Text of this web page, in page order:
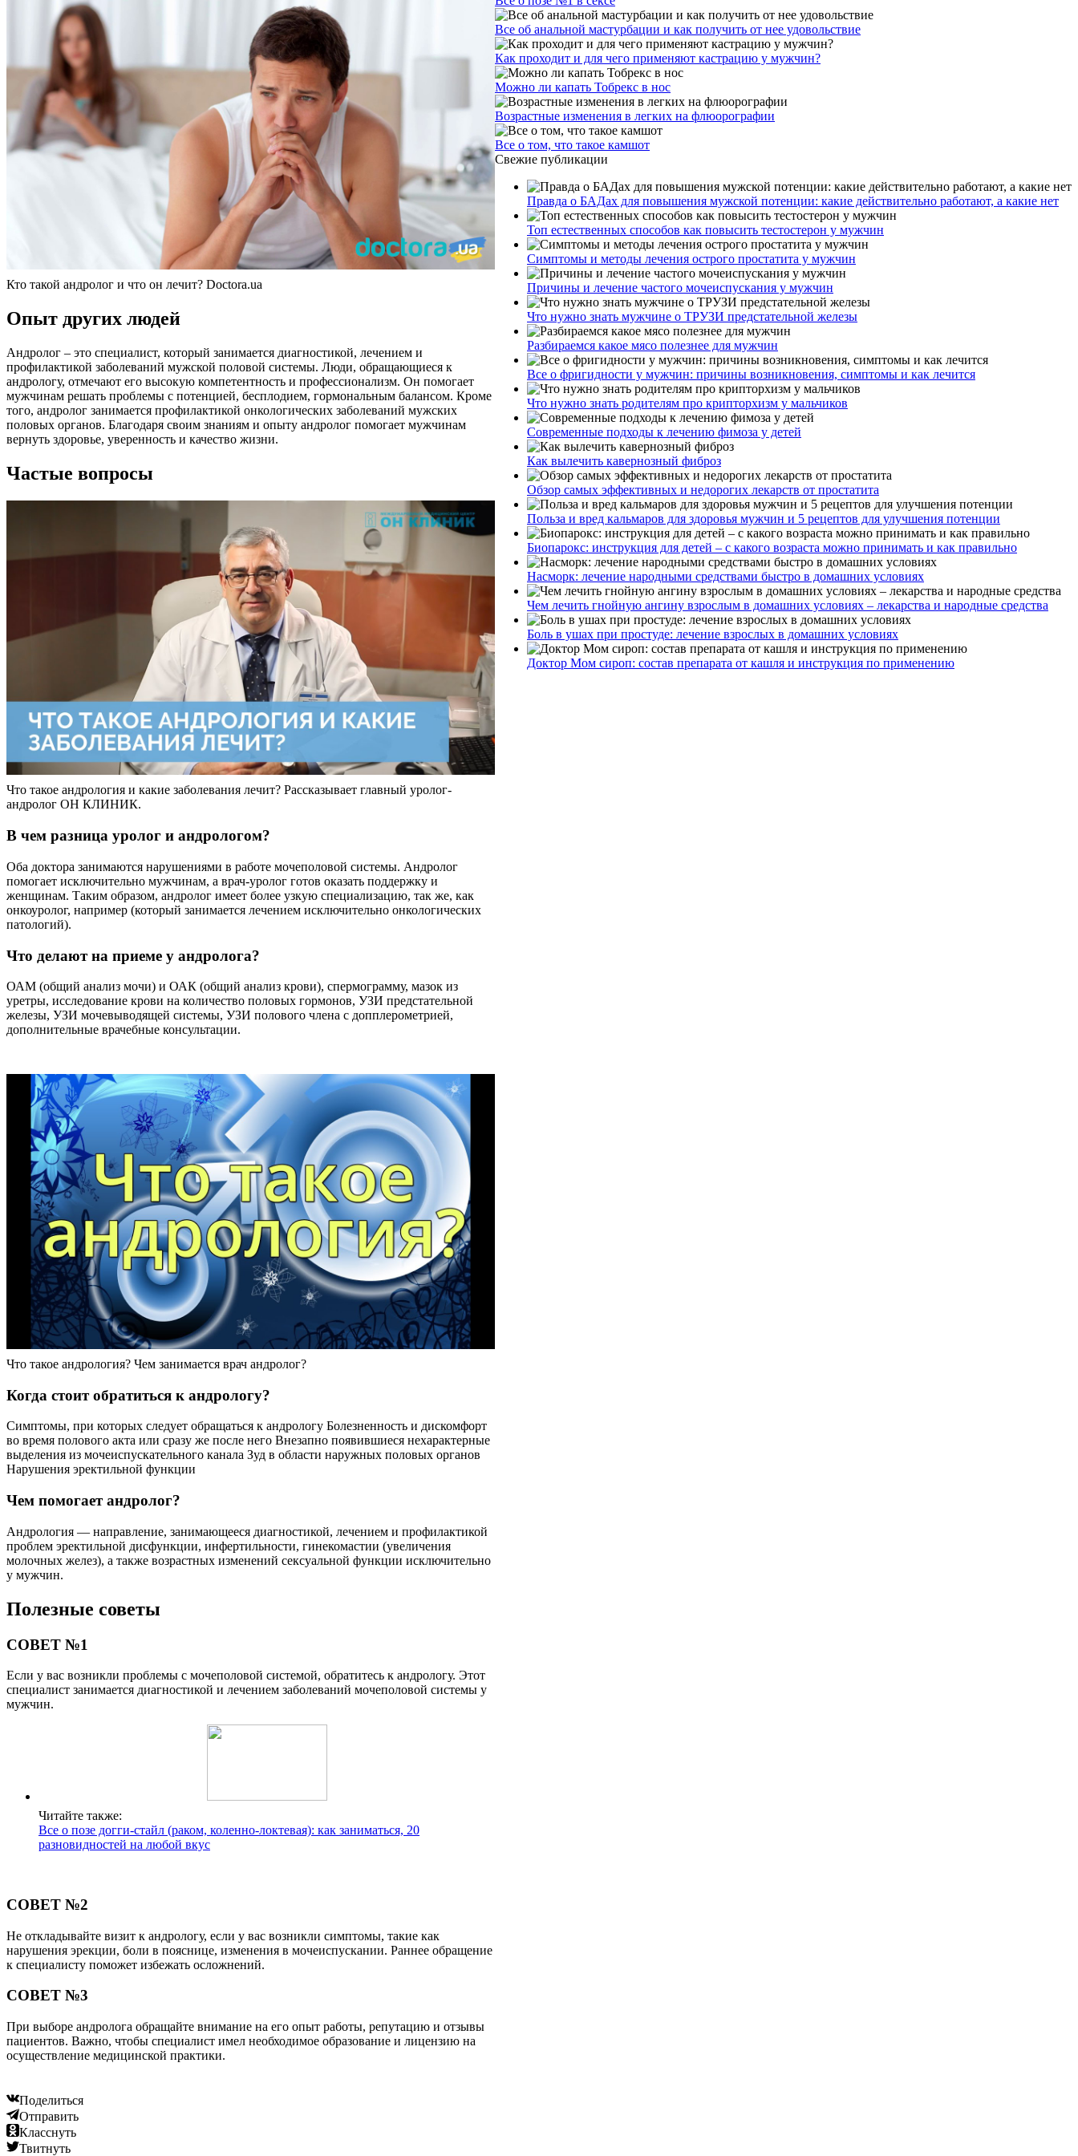
Кто такой андролог и что он лечит? Doctora.ua
Опыт других людей
Андролог – это специалист, который занимается диагностикой, лечением и
профилактикой заболеваний мужской половой системы. Люди, обращающиеся к
андрологу, отмечают его высокую компетентность и профессионализм. Он помогает
мужчинам решать проблемы с потенцией, бесплодием, гормональным балансом. Кроме
того, андролог занимается профилактикой онкологических заболеваний мужских
половых органов. Благодаря своим знаниям и опыту андролог помогает мужчинам
вернуть здоровье, уверенность и качество жизни.
Частые вопросы
Что такое андрология и какие заболевания лечит? Рассказывает главный уролог-
андролог ОН КЛИНИК.
В чем разница уролог и андрологом?
Оба доктора занимаются нарушениями в работе мочеполовой системы. Андролог
помогает исключительно мужчинам, а врач-уролог готов оказать поддержку и
женщинам. Таким образом, андролог имеет более узкую специализацию, так же, как
онкоуролог, например (который занимается лечением исключительно онкологических
патологий).
Что делают на приеме у андролога?
ОАМ (общий анализ мочи) и ОАК (общий анализ крови), спермограмму, мазок из
уретры, исследование крови на количество половых гормонов, УЗИ предстательной
железы, УЗИ мочевыводящей системы, УЗИ полового члена с допплерометрией,
дополнительные врачебные консультации.
Что такое андрология? Чем занимается врач андролог?
Когда стоит обратиться к андрологу?
Симптомы, при которых следует обращаться к андрологу Болезненность и дискомфорт
во время полового акта или сразу же после него Внезапно появившиеся нехарактерные
выделения из мочеиспускательного канала Зуд в области наружных половых органов
Нарушения эректильной функции
Чем помогает андролог?
Андрология — направление, занимающееся диагностикой, лечением и профилактикой
проблем эректильной дисфункции, инфертильности, гинекомастии (увеличения
молочных желез), а также возрастных изменений сексуальной функции исключительно
у мужчин.
Полезные советы
СОВЕТ №1
Если у вас возникли проблемы с мочеполовой системой, обратитесь к андрологу. Этот
специалист занимается диагностикой и лечением заболеваний мочеполовой системы у
мужчин.
Читайте также:
Все о позе догги-стайл (раком, коленно-локтевая): как заниматься, 20
разновидностей на любой вкус
СОВЕТ №2
Не откладывайте визит к андрологу, если у вас возникли симптомы, такие как
нарушения эрекции, боли в пояснице, изменения в мочеиспускании. Раннее обращение
к специалисту поможет избежать осложнений.
СОВЕТ №3
При выборе андролога обращайте внимание на его опыт работы, репутацию и отзывы
пациентов. Важно, чтобы специалист имел необходимое образование и лицензию на
осуществление медицинской практики.
Поделиться
Отправить
Класснуть
Твитнуть
Все об анальной мастурбации и как получить от нее удовольствие
Как проходит и для чего применяют кастрацию у мужчин?
Можно ли капать Тобрекс в нос
Возрастные изменения в легких на флюорографии
Все о том, что такое камшот
Свежие публикации
Правда о БАДах для повышения мужской потенции: какие действительно работают, а какие нет
Топ естественных способов как повысить тестостерон у мужчин
Симптомы и методы лечения острого простатита у мужчин
Причины и лечение частого мочеиспускания у мужчин
Что нужно знать мужчине о ТРУЗИ предстательной железы
Разбираемся какое мясо полезнее для мужчин
Все о фригидности у мужчин: причины возникновения, симптомы и как лечится
Что нужно знать родителям про крипторхизм у мальчиков
Современные подходы к лечению фимоза у детей
Как вылечить кавернозный фиброз
Обзор самых эффективных и недорогих лекарств от простатита
Польза и вред кальмаров для здоровья мужчин и 5 рецептов для улучшения потенции
Биопарокс: инструкция для детей – с какого возраста можно принимать и как правильно
Насморк: лечение народными средствами быстро в домашних условиях
Чем лечить гнойную ангину взрослым в домашних условиях – лекарства и народные средства
Боль в ушах при простуде: лечение взрослых в домашних условиях
Доктор Мом сироп: состав препарата от кашля и инструкция по применению